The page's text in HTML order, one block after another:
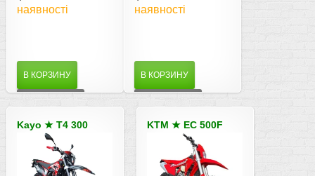
наявності
В КОРЗИНУ
наявності
В КОРЗИНУ
Kayo ★ T4 300 KTM ★ EC 500F